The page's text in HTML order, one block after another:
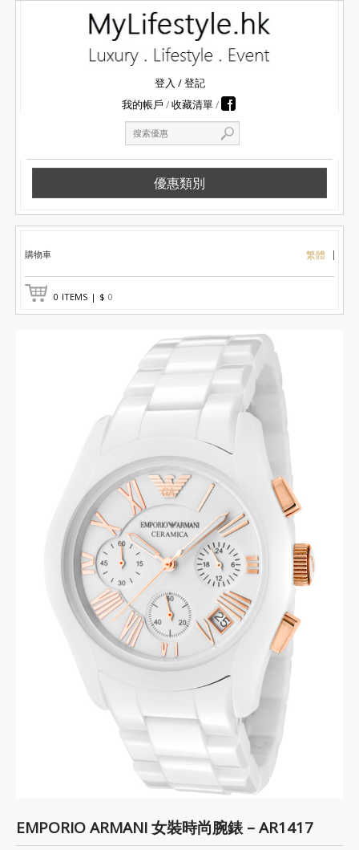
登入 /登記
我的帳戶
收藏清單
優惠類別
購物車 繁體
0 ITEMS | $ 0
EMPORIO ARMANI 女裝時尚腕錶 – AR1417